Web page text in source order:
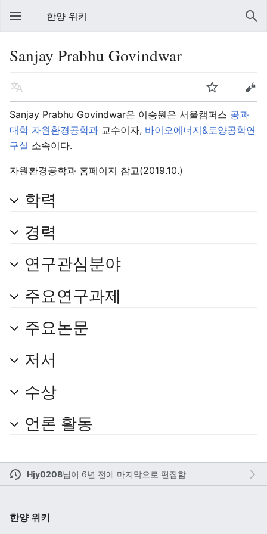
주 메뉴 열기
한양 위키
Sanjay Prabhu Govindwar
다
Sanjay Prabhu Govindwar은 이승원은 서울캠퍼스 공과
대학 자원환경공학과 교수이자, 바이오에너지&토양공학연
구실 소속이다.
자원환경공학과 홈페이지 참고(2019.10.)
학력
경력
연구관심분야
주요연구과제
주요논문
저서
수상
언론 활동
Hjy0208님이 6년 전에 마지막으로 편집함
한양 위키